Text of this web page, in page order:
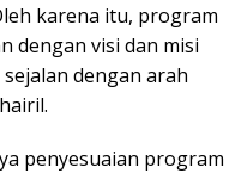
karena itu, program
dengan visi dan misi
dengan arah
penyesuaian program